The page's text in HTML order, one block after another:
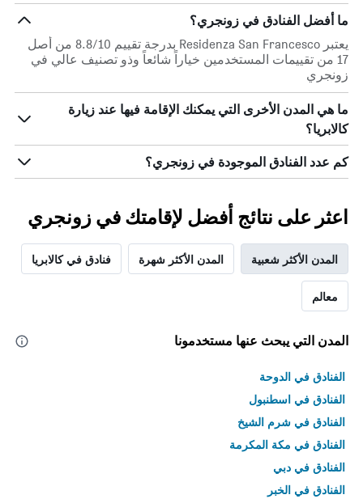
ما أفضل الفنادق في زونجري؟
يعتبر Residenza San Francesco بدرجة تقييم 8.8/10 من أصل
17 من تقييمات المستخدمين خياراً شائعاً وذو تصنيف عالي في
زونجري
ما هي المدن الأخرى التي يمكنك الإقامة فيها عند زيارة
كالابريا؟
كم عدد الفنادق الموجودة في زونجري؟
اعثر على نتائج أفضل لإقامتك في زونجري
المدن الأكثر شعبية المدن الأكثر شهرة فنادق في كالابريا
معالم
المدن التي يبحث عنها مستخدمونا
الفنادق في الدوحة
الفنادق في اسطنبول
الفنادق في شرم الشيخ
الفنادق في مكة المكرمة
الفنادق في دبي
الفنادق في الخبر